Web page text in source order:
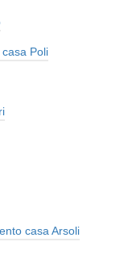
Poli
casa Arsoli